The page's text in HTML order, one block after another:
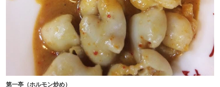
第一亭（ホルモン炒め）